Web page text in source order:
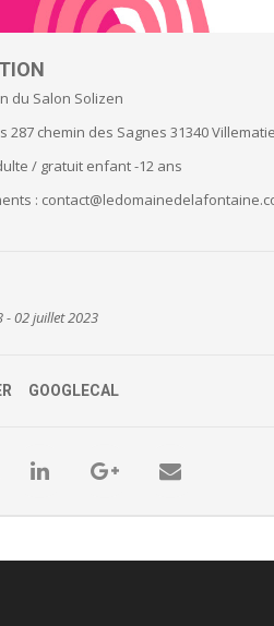
du Salon Solizen
287 chemin des Sagnes 31340
/ gratuit enfant -12 ans
:
- 02 juillet 2023
GOOGLECAL